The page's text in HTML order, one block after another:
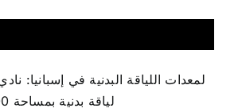
لياقة بدنية بمساحة 1,200 متر مربع